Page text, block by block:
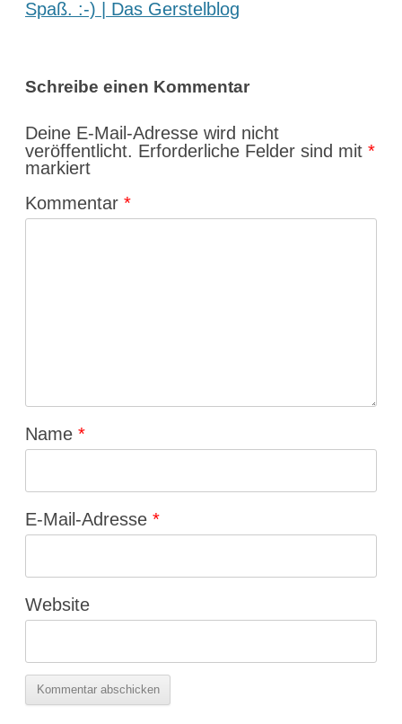
Spaß. :-) | Das Gerstelblog
Schreibe einen Kommentar
Deine E-Mail-Adresse wird nicht
veröffentlicht. Erforderliche Felder sind mit *
markiert
Kommentar *
Name *
E-Mail-Adresse *
Website